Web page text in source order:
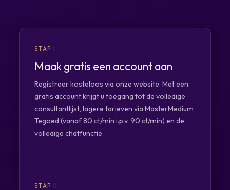
STAP I
Maak gratis een account aan
Registreer kosteloos via onze website. Met een
gratis account krijgt u toegang tot de volledige
consultantlijst, lagere tarieven via MasterMedium
Tegoed (vanaf 80 ct/min i.p.v. 90 ct/min) en de
volledige chatfunctie.
STAP II